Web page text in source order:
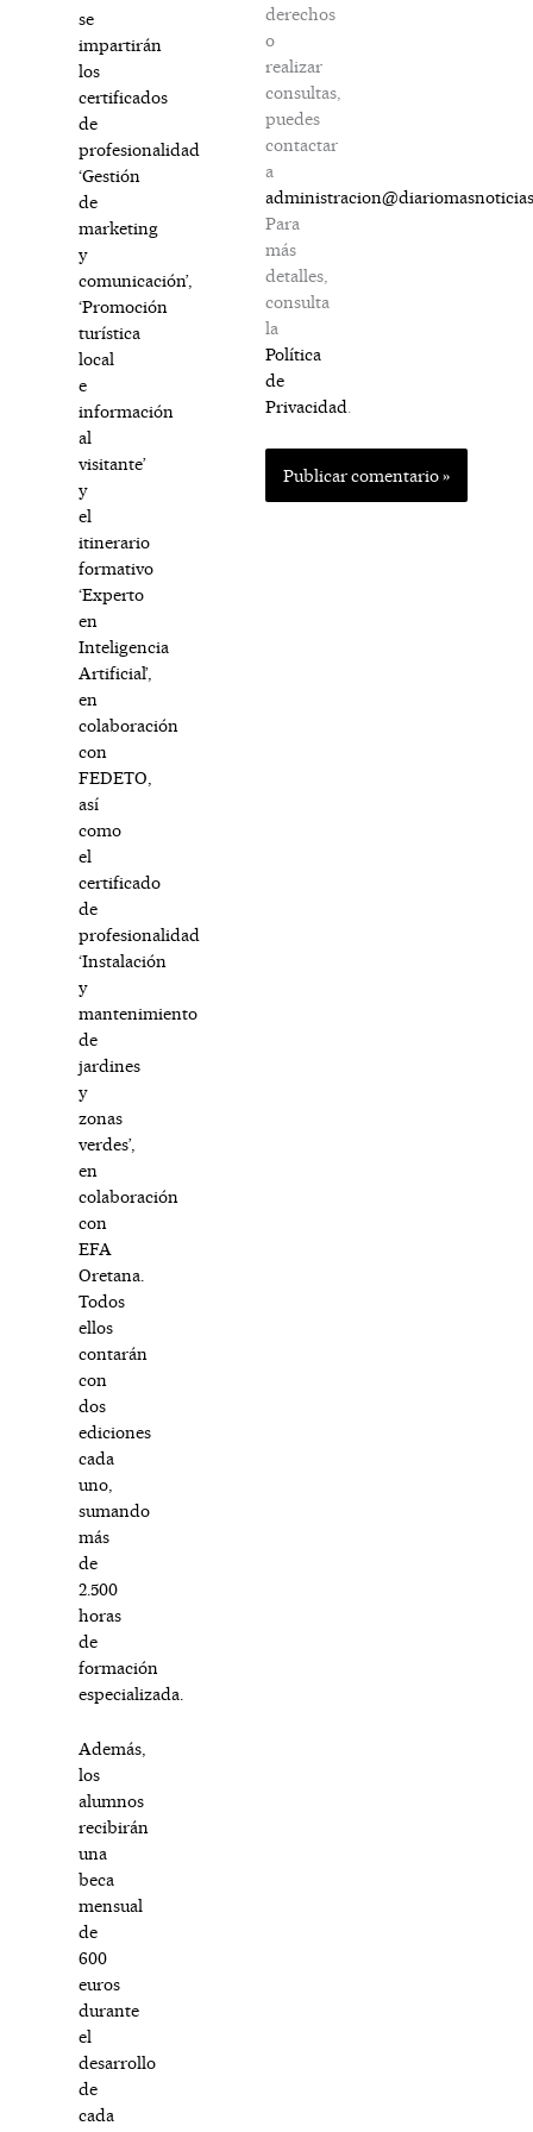
se
impartirán
los
certificados
de
profesionalidad
‘Gestión
de
marketing
y
comunicación’,
‘Promoción
turística
local
e
información
al
visitante’
y
el
itinerario
formativo
‘Experto
en
Inteligencia
Artificial’,
en
colaboración
con
FEDETO,
así
como
el
certificado
de
profesionalidad
‘Instalación
y
mantenimiento
de
jardines
y
zonas
verdes’,
en
colaboración
con
EFA
Oretana.
Todos
ellos
contarán
con
dos
ediciones
cada
uno,
sumando
más
de
2.500
horas
de
formación
especializada.
Además,
los
alumnos
recibirán
una
beca
mensual
de
600
euros
durante
el
desarrollo
de
cada
derechos
o
realizar
consultas,
puedes
contactar
a
Para
más
detalles,
consulta
la
Política
de
Privacidad